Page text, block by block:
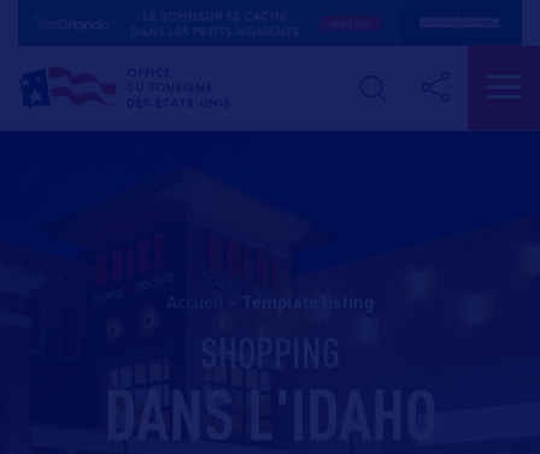
template listing
DANS L'IDAHO